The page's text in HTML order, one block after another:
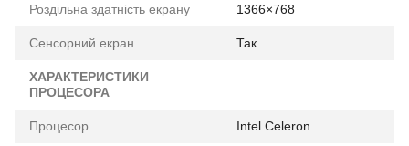
Роздільна здатність екрану 1366×768
Сенсорний екран Так
ХАРАКТЕРИСТИКИ
ПРОЦЕСОРА
Процесор Intel Celeron